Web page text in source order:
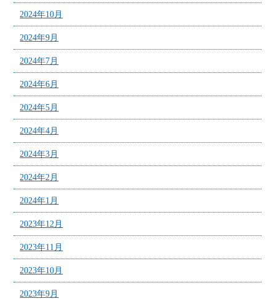
2024年10月
2024年9月
2024年7月
2024年6月
2024年5月
2024年4月
2024年3月
2024年2月
2024年1月
2023年12月
2023年11月
2023年10月
2023年9月